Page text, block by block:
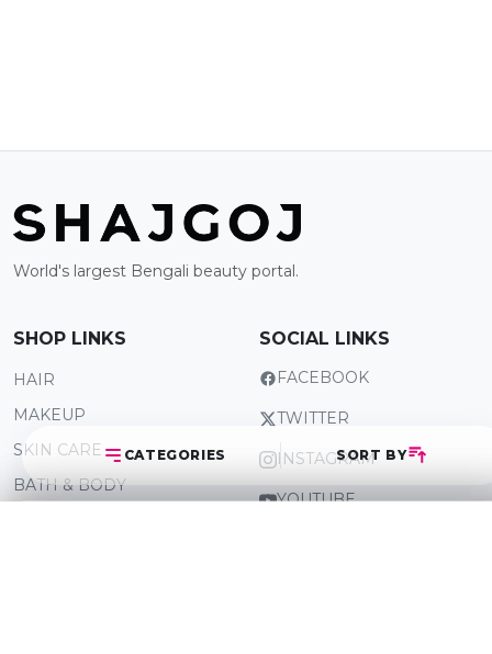
World's largest Bengali beauty portal.
SHOP LINKS
HAIR
MAKEUP
SKIN CARE
BATH & BODY
SOCIAL LINKS
FACEBOOK
TWITTER
INSTAGRAM
YOUTUBE
CATEGORIES SORT BY